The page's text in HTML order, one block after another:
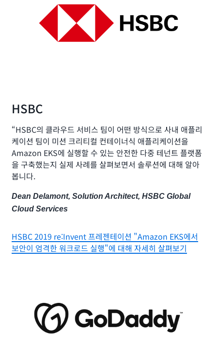
HSBC
“HSBC의 클라우드 서비스 팀이 어떤 방식으로 사내 애플리
케이션 팀이 미션 크리티컬 컨테이너식 애플리케이션을
Amazon EKS에 실행할 수 있는 안전한 다중 테넌트 플랫폼
을 구축했는지 실제 사례를 살펴보면서 솔루션에 대해 알아
봅니다.
Dean Delamont, Solution Architect, HSBC Global
Cloud Services
HSBC 2019 re:Invent 프레젠테이션 "Amazon EKS에서
보안이 엄격한 워크로드 실행"에 대해 자세히 살펴보기